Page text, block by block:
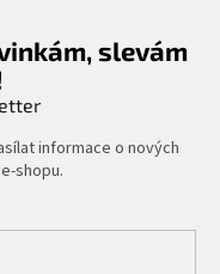
slevám
informace o nových
shopu.